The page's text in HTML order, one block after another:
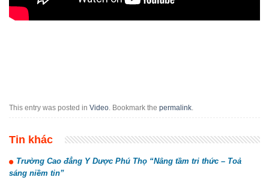
This entry was posted in Video . Bookmark the permalink
Tin khác
Trường Cao đẳng Y Dược Phú Thọ “Nâng tầm tri thức – Toả
sáng niềm tin”